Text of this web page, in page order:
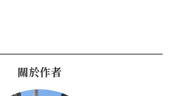
關於作者